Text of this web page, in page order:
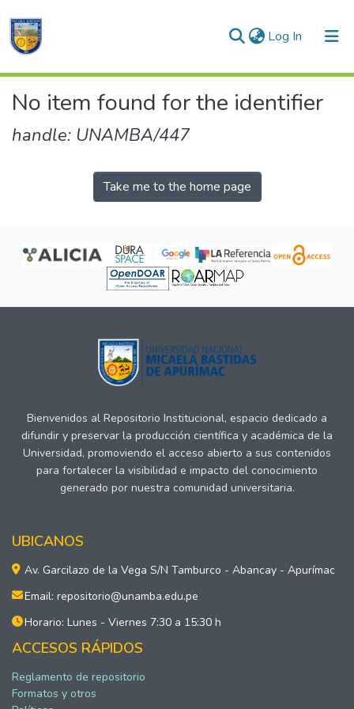
Log In (current)
Communities & Collections
No item found for the identifier
handle: UNAMBA/447
Take me to the home page
Bienvenidos al Repositorio Institucional, espacio dedicado a
difundir y preservar la producción científica y académica de la
Universidad, promoviendo el acceso abierto a sus contenidos
para fortalecer la visibilidad e impacto del conocimiento
generado por nuestra comunidad universitaria.
UBICANOS
Av. Garcilazo de la Vega S/N Tamburco - Abancay - Apurímac
Email: repositorio@unamba.edu.pe
Horario: Lunes - Viernes 7:30 a 15:30 h
ACCESOS RÁPIDOS
Reglamento de repositorio
Formatos y otros